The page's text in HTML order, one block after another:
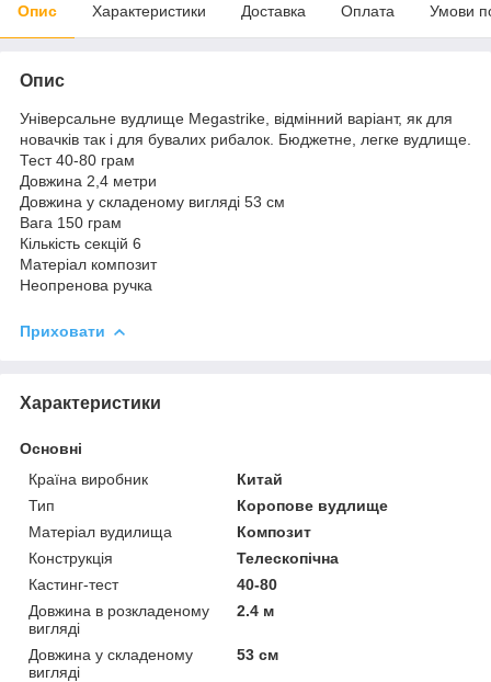
Опис Характеристики Доставка Оплата Умови
Опис
Універсальне вудлище Megastrike, відмінний варіант, як для
новачків так і для бувалих рибалок. Бюджетне, легке вудлище.
Тест 40-80 грам
Довжина 2,4 метри
Довжина у складеному вигляді 53 см
Вага 150 грам
Кількість секцій 6
Матеріал композит
Неопренова ручка
Приховати
Характеристики
Основні
Країна виробник
Китай
Тип
Коропове вудлище
Матеріал вудилища
Композит
Конструкція
Телескопічна
Кастинг-тест
40-80
Довжина в розкладеному
вигляді
2.4 м
Довжина у складеному
вигляді
53 см